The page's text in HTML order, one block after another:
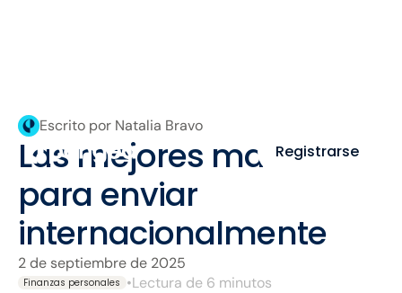
Registrarse
Escrito por Natalia Bravo
Las mejores maneras
para enviar
internacionalmente
2 de septiembre de 2025
Finanzas personales •Lectura de 6 minutos